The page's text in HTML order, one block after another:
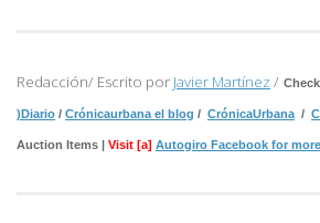
Redacción/ Escrito por Javier Martínez /
)Diario / Crónicaurbana el blog / CrónicaUrbana /
Auction Items | Visit [a] Autogiro Facebook for